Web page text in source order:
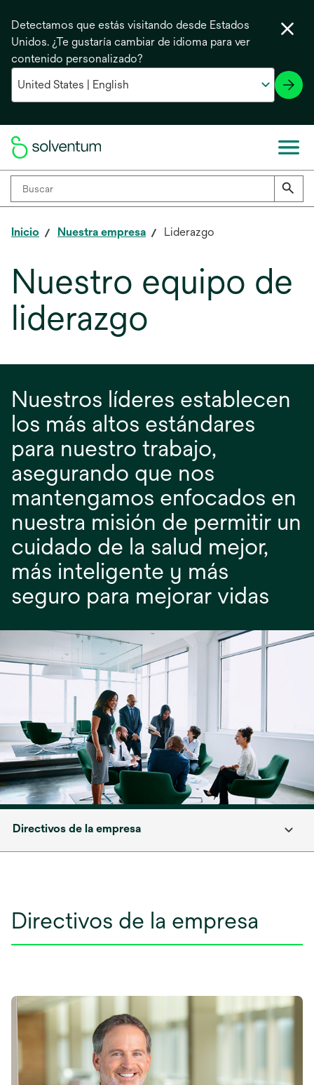
Detectamos que estás visitando desde Estados
Unidos. ¿Te gustaría cambiar de idioma para ver
contenido personalizado?
Inicio Nuestra empresa Liderazgo
Nuestro equipo de
liderazgo
Nuestros líderes establecen
los más altos estándares
para nuestro trabajo,
asegurando que nos
mantengamos enfocados en
nuestra misión de permitir un
cuidado de la salud mejor,
más inteligente y más
seguro para mejorar vidas
Directivos de la empresa
Directivos de la empresa